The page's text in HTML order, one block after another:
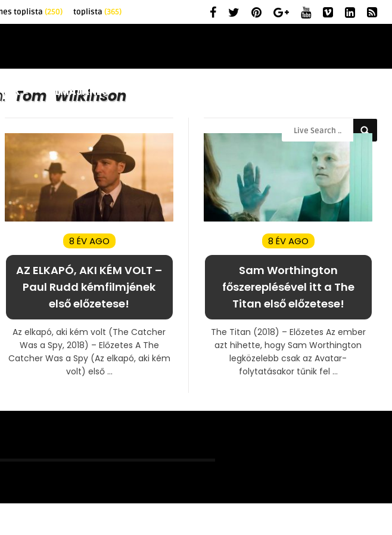
toplista (250) toplista (365)
FILMAJÁNLÓ
Tom Wilkinson
8 ÉV AGO
AZ ELKAPÓ, AKI KÉM VOLT –
Paul Rudd kémfilmjének
első előzetese!
Az elkapó, aki kém volt (The Catcher
Was a Spy, 2018) – Előzetes A The
Catcher Was a Spy (Az elkapó, aki kém
volt) első ...
8 ÉV AGO
Sam Worthington
főszereplésével itt a The
Titan első előzetese!
The Titan (2018) – Előzetes Az ember
azt hihette, hogy Sam Worthington
legközelebb csak az Avatar-
folytatásakor tűnik fel ...